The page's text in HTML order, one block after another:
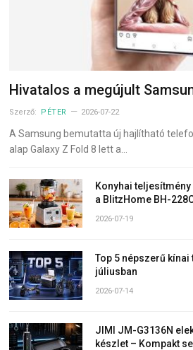
Hivatalos a megújult
Szerző: PÉTER 2026-07-22
A Samsung bemutatta új hajlítható
alap Galaxy Z Fold 8 lett a…
Konyhai
a BlitzHome BH-
2026-07-19
Top 5 népszerű
júliusban
2026-07-14
JIMI JM-G3136N
készlet – Kompakt